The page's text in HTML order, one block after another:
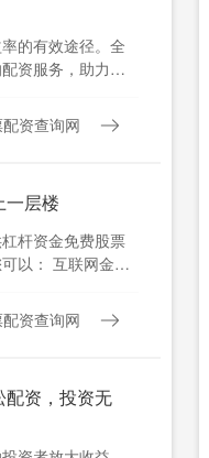
的有效途径。全
资服务，助力其
资查询网
一层楼
杆资金免费股票
以： 互联网金融
资查询网
配资，投资无